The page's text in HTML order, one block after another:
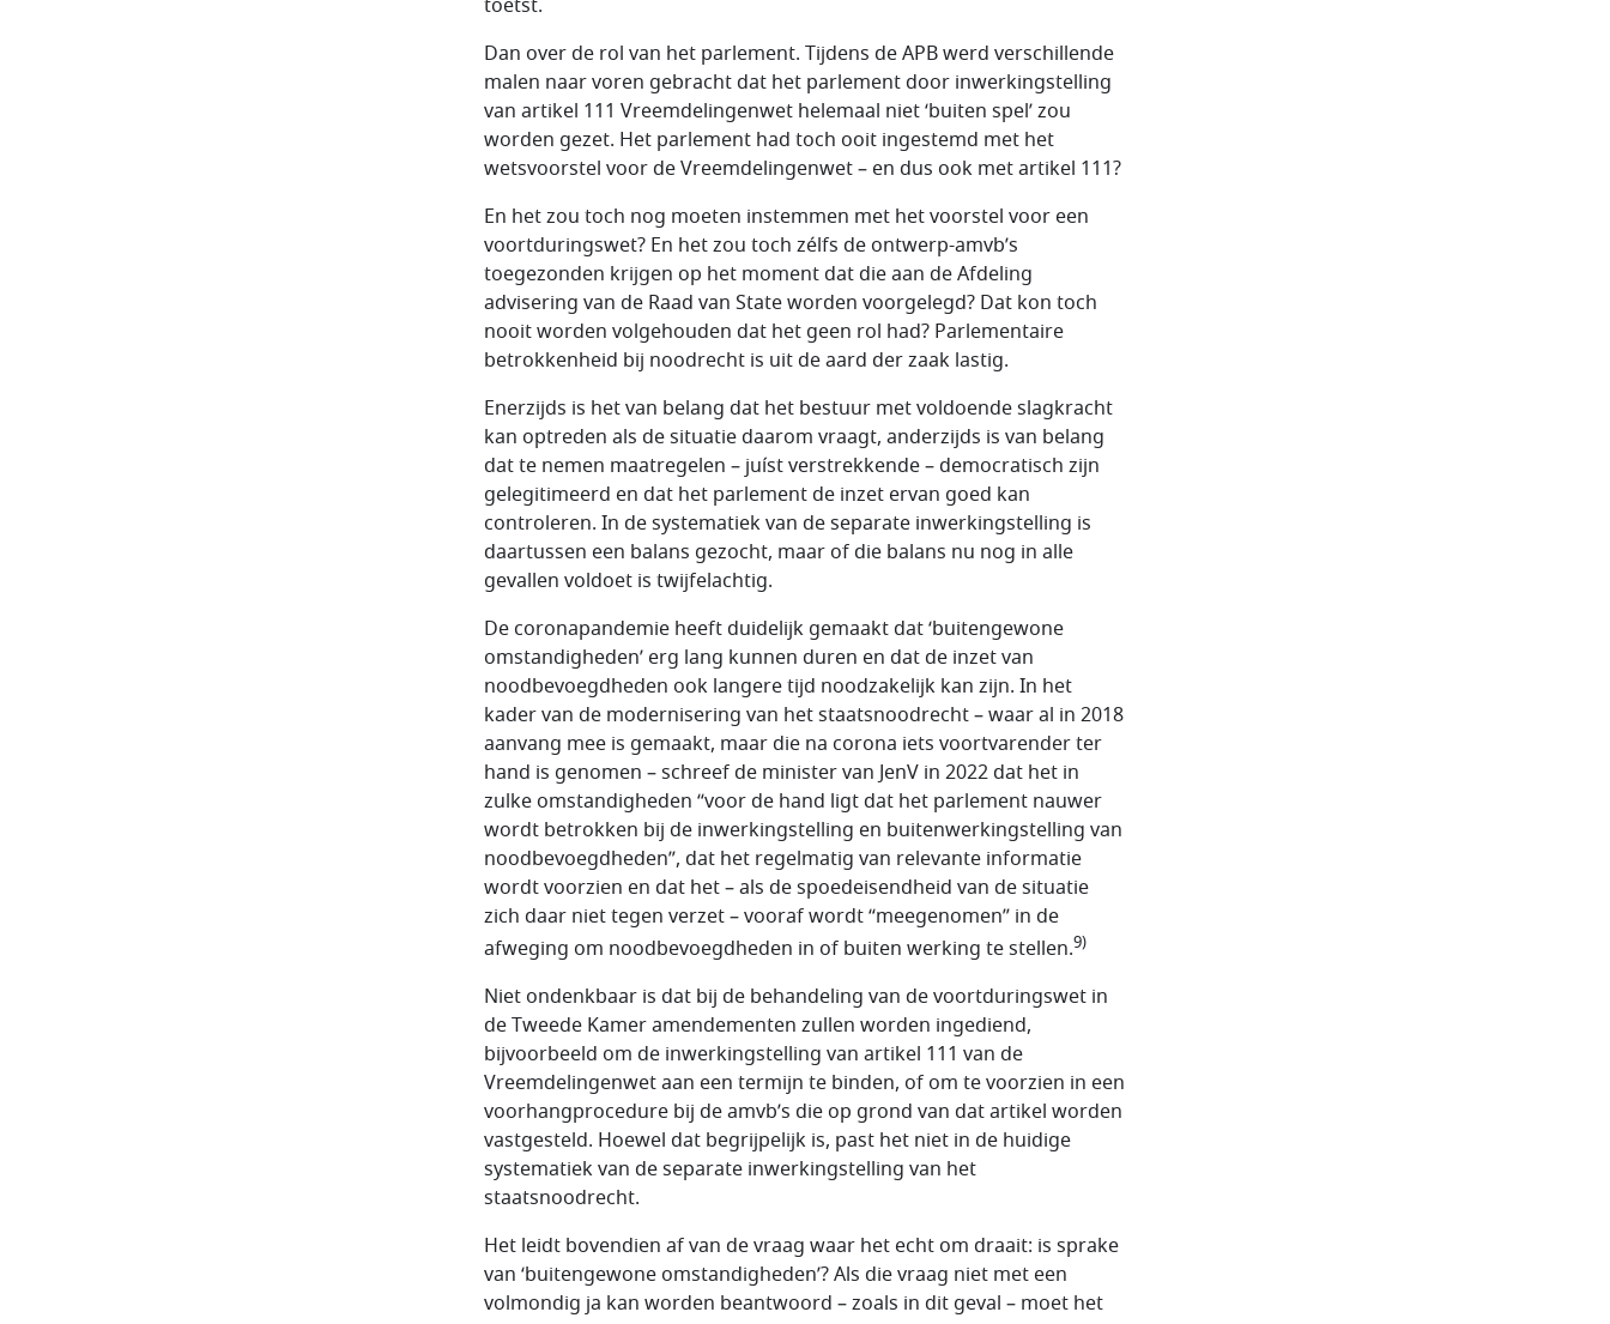
Dan over de rol van het parlement. Tijdens de APB werd verschillende
malen naar voren gebracht dat het parlement door inwerkingstelling
van artikel 111 Vreemdelingenwet helemaal niet ‘buiten spel’ zou
worden gezet. Het parlement had toch ooit ingestemd met het
wetsvoorstel voor de Vreemdelingenwet – en dus ook met artikel 111?
En het zou toch nog moeten instemmen met het voorstel voor een
voortduringswet? En het zou toch zélfs de ontwerp-amvb’s
toegezonden krijgen op het moment dat die aan de Afdeling
advisering van de Raad van State worden voorgelegd? Dat kon toch
nooit worden volgehouden dat het geen rol had? Parlementaire
betrokkenheid bij noodrecht is uit de aard der zaak lastig.
Enerzijds is het van belang dat het bestuur met voldoende slagkracht
kan optreden als de situatie daarom vraagt, anderzijds is van belang
dat te nemen maatregelen – juíst verstrekkende – democratisch zijn
gelegitimeerd en dat het parlement de inzet ervan goed kan
controleren. In de systematiek van de separate inwerkingstelling is
daartussen een balans gezocht, maar of die balans nu nog in alle
gevallen voldoet is twijfelachtig.
De coronapandemie heeft duidelijk gemaakt dat ‘buitengewone
omstandigheden’ erg lang kunnen duren en dat de inzet van
noodbevoegdheden ook langere tijd noodzakelijk kan zijn. In het
kader van de modernisering van het staatsnoodrecht – waar al in 2018
aanvang mee is gemaakt, maar die na corona iets voortvarender ter
hand is genomen – schreef de minister van JenV in 2022 dat het in
zulke omstandigheden “voor de hand ligt dat het parlement nauwer
wordt betrokken bij de inwerkingstelling en buitenwerkingstelling van
noodbevoegdheden”, dat het regelmatig van relevante informatie
wordt voorzien en dat het – als de spoedeisendheid van de situatie
zich daar niet tegen verzet – vooraf wordt “meegenomen” in de
afweging om noodbevoegdheden in of buiten werking te stellen.9)
Niet ondenkbaar is dat bij de behandeling van de voortduringswet in
de Tweede Kamer amendementen zullen worden ingediend,
bijvoorbeeld om de inwerkingstelling van artikel 111 van de
Vreemdelingenwet aan een termijn te binden, of om te voorzien in een
voorhangprocedure bij de amvb’s die op grond van dat artikel worden
vastgesteld. Hoewel dat begrijpelijk is, past het niet in de huidige
systematiek van de separate inwerkingstelling van het
staatsnoodrecht.
Het leidt bovendien af van de vraag waar het echt om draait: is sprake
van ‘buitengewone omstandigheden’? Als die vraag niet met een
volmondig ja kan worden beantwoord – zoals in dit geval – moet het